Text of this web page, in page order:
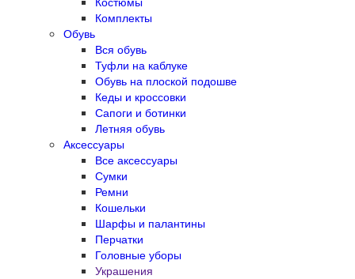
Комплекты
Обувь
Вся обувь
Туфли на каблуке
Обувь на плоской подошве
Кеды и кроссовки
Сапоги и ботинки
Летняя обувь
Аксессуары
Все аксессуары
Сумки
Ремни
Кошельки
Шарфы и палантины
Перчатки
Головные уборы
Украшения